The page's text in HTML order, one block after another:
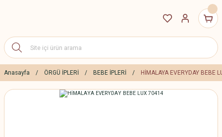
Anasayfa ÖRGÜ İPLERİ BEBE İPLERİ HİMALAYA EVERYDAY BEBE